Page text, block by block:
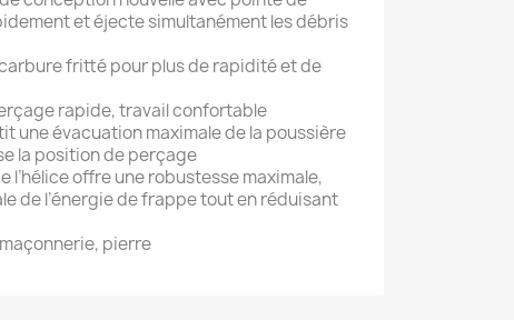
et éjecte simultanément les débris
fritté pour plus de rapidité et de
rapide, travail confortable
une évacuation maximale de la poussière
la position de perçage
l’hélice offre une robustesse maximale,
de l’énergie de frappe tout en réduisant
pierre